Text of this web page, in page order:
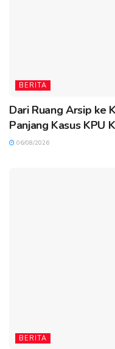
BERITA
Dari Ruang Arsip ke
Panjang Kasus KPU
06/08/2026
BERITA